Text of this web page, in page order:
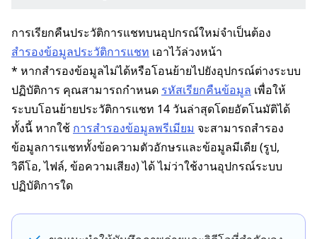
การเรียกคืนประวัติการแชทบนอุปกรณ์ใหม่จำเป็นต้อง
สำรองข้อมูลประวัติการแชท เอาไว้ล่วงหน้า
* หากสำรองข้อมูลไม่ได้หรือโอนย้ายไปยังอุปกรณ์ต่างระบบ
ปฏิบัติการ คุณสามารถกำหนด รหัสเรียกคืนข้อมูล เพื่อให้
ระบบโอนย้ายประวัติการแชท 14 วันล่าสุดโดยอัตโนมัติได้
ทั้งนี้ หากใช้ การสำรองข้อมูลพรีเมียม จะสามารถสำรอง
ข้อมูลการแชททั้งข้อความตัวอักษรและข้อมูลมีเดีย (รูป,
วิดีโอ, ไฟล์, ข้อความเสียง) ได้ ไม่ว่าใช้งานอุปกรณ์ระบบ
ปฏิบัติการใด